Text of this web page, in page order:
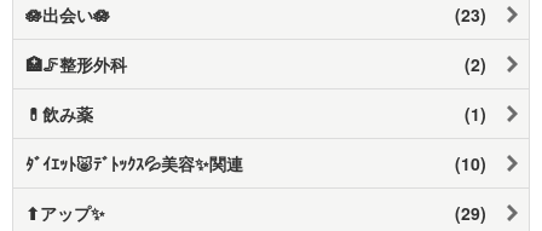
🪷出会い🪷 (23)
🏥🦵整形外科 (2)
💊飲み薬 (1)
ﾀﾞｲｴｯﾄ🐷ﾃﾞﾄｯｸｽ💦美容✨関連 (10)
⬆アップ✨ (29)